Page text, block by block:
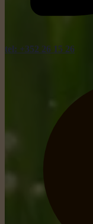
tel: +352 26 15 26